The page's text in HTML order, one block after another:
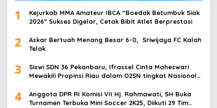
1
Kejurkab MMA Amateur IBCA “Boedak Betumbuk Siak
2026” Sukses Digelar, Cetak Bibit Atlet Berprestasi
2
Askar Bertuah Menang Besar 6-0, Sriwijaya FC Kalah
Telak
3
Siswi SDN 36 Pekanbaru, Ifrassel Cinta Maheswari
Mewakili Propinsi Riau dalam O2SN tingkat Nasional
4
Anggota DPR RI Komisi VII Hj. Rahmawati, SH Buka
Turnamen Terbuka Mini Soccer 2K25, Diikuti 29 Tim